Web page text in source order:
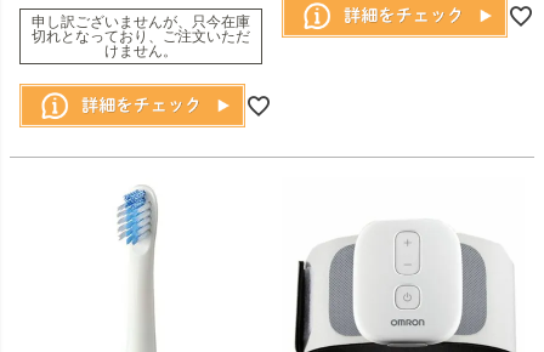
申し訳ございませんが、只今在庫
切れとなっており、ご注文いただ
けません。